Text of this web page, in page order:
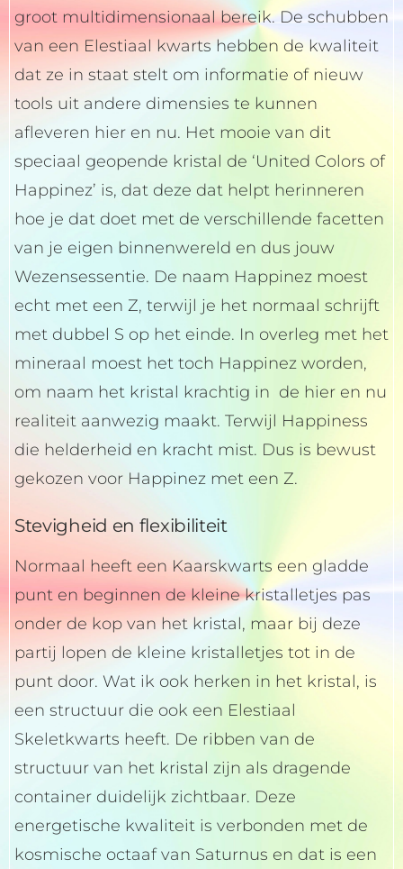
groot multidimensionaal bereik. De schubben
van een Elestiaal kwarts hebben de kwaliteit
dat ze in staat stelt om informatie of nieuw
tools uit andere dimensies te kunnen
afleveren hier en nu. Het mooie van dit
speciaal geopende kristal de ‘United Colors of
Happinez’ is, dat deze dat helpt herinneren
hoe je dat doet met de verschillende facetten
van je eigen binnenwereld en dus jouw
Wezensessentie. De naam Happinez moest
echt met een Z, terwijl je het normaal schrijft
met dubbel S op het einde. In overleg met het
mineraal moest het toch Happinez worden,
om naam het kristal krachtig in de hier en nu
realiteit aanwezig maakt. Terwijl Happiness
die helderheid en kracht mist. Dus is bewust
gekozen voor Happinez met een Z.
Stevigheid en flexibiliteit
Normaal heeft een Kaarskwarts een gladde
punt en beginnen de kleine kristalletjes pas
onder de kop van het kristal, maar bij deze
partij lopen de kleine kristalletjes tot in de
punt door. Wat ik ook herken in het kristal, is
een structuur die ook een Elestiaal
Skeletkwarts heeft. De ribben van de
structuur van het kristal zijn als dragende
container duidelijk zichtbaar. Deze
energetische kwaliteit is verbonden met de
kosmische octaaf van Saturnus en dat is een